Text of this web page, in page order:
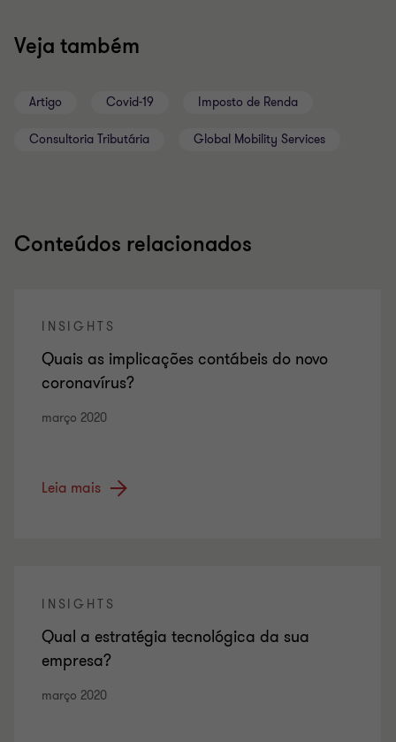
Veja também
Artigo Covid-19 Imposto de Renda
Consultoria Tributária Global Mobility Services
Conteúdos relacionados
INSIGHTS
Quais as implicações contábeis do novo
coronavírus?
março 2020
Leia mais
INSIGHTS
Qual a estratégia tecnológica da sua
empresa?
março 2020